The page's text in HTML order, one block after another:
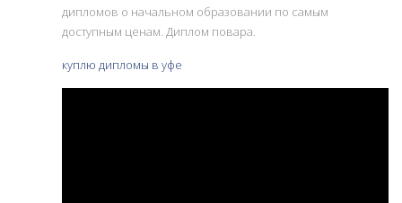
дипломов о начальном образовании по самым
доступным ценам. Диплом повара.
куплю дипломы в уфе